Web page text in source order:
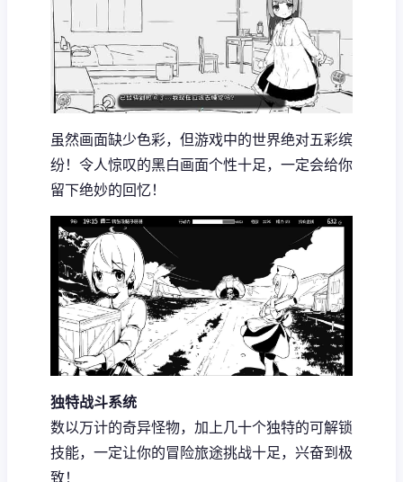
虽然画面缺少色彩，但游戏中的世界绝对五彩缤
纷！令人惊叹的黑白画面个性十足，一定会给你
留下绝妙的回忆！
独特战斗系统
数以万计的奇异怪物，加上几十个独特的可解锁
技能，一定让你的冒险旅途挑战十足，兴奋到极
致！